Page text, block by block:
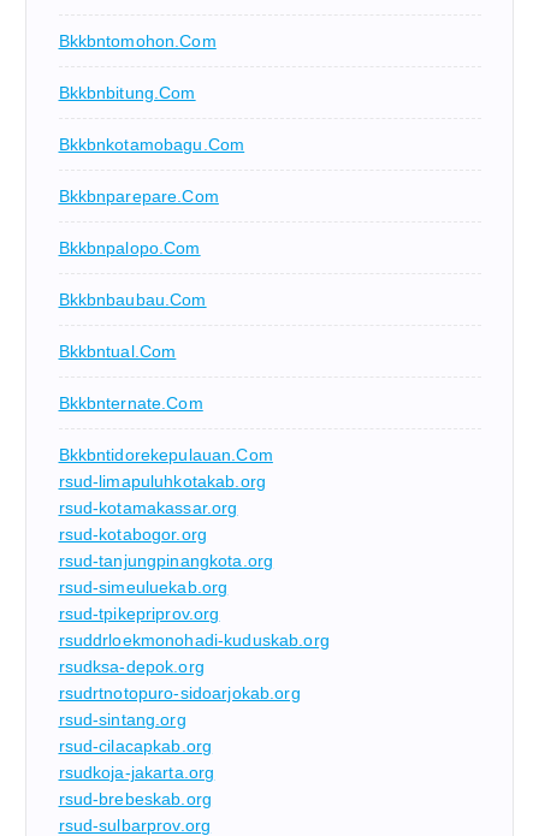
Bkkbntomohon.com
Bkkbnbitung.com
Bkkbnkotamobagu.com
Bkkbnparepare.com
Bkkbnpalopo.com
Bkkbnbaubau.com
Bkkbntual.com
Bkkbnternate.com
Bkkbntidorekepulauan.com
rsud-limapuluhkotakab.org
rsud-kotamakassar.org
rsud-kotabogor.org
rsud-tanjungpinangkota.org
rsud-simeuluekab.org
rsud-tpikepriprov.org
rsuddrloekmonohadi-kuduskab.org
rsudksa-depok.org
rsudrtnotopuro-sidoarjokab.org
rsud-sintang.org
rsud-cilacapkab.org
rsudkoja-jakarta.org
rsud-brebeskab.org
rsud-sulbarprov.org